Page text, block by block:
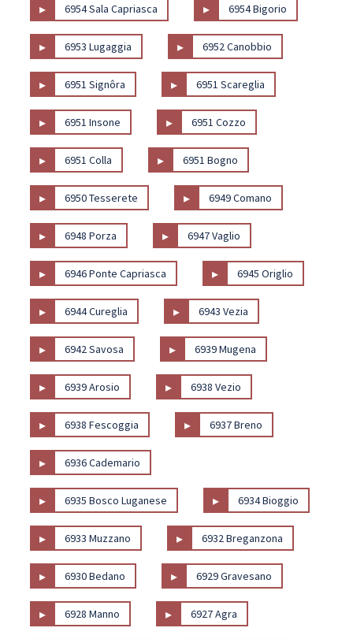
▸ 6954 Sala Capriasca ▸ 6954 Bigorio
▸ 6953 Lugaggia ▸ 6952 Canobbio
▸ 6951 Signôra ▸ 6951 Scareglia
▸ 6951 Insone ▸ 6951 Cozzo
▸ 6951 Colla ▸ 6951 Bogno
▸ 6950 Tesserete ▸ 6949 Comano
▸ 6948 Porza ▸ 6947 Vaglio
▸ 6946 Ponte Capriasca ▸ 6945 Origlio
▸ 6944 Cureglia ▸ 6943 Vezia
▸ 6942 Savosa ▸ 6939 Mugena
▸ 6939 Arosio ▸ 6938 Vezio
▸ 6938 Fescoggia ▸ 6937 Breno
▸ 6936 Cademario
▸ 6935 Bosco Luganese ▸ 6934 Bioggio
▸ 6933 Muzzano ▸ 6932 Breganzona
▸ 6930 Bedano ▸ 6929 Gravesano
▸ 6928 Manno ▸ 6927 Agra